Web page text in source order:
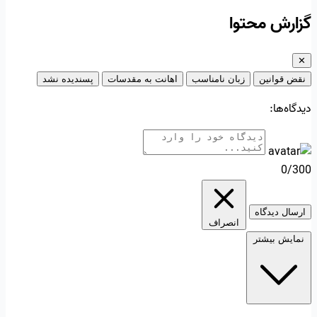
گزارش محتوا
✕
نقض قوانین
زبان نامناسب اهانت به مقدسات پسندیده نشد
دیدگاه‌ها:
0/300
ارسال دیدگاه
انصراف
نمایش بیشتر